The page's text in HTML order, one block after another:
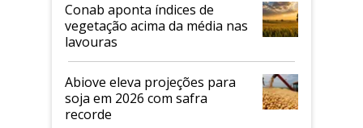
Conab aponta índices de
vegetação acima da média nas
lavouras
Abiove eleva projeções para
soja em 2026 com safra
recorde